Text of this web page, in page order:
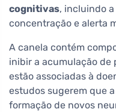
cognitivas, incluindo
concentração e alerta
A canela contém
inibir a acumulação de
estão associadas à
estudos sugerem que
formação de novos